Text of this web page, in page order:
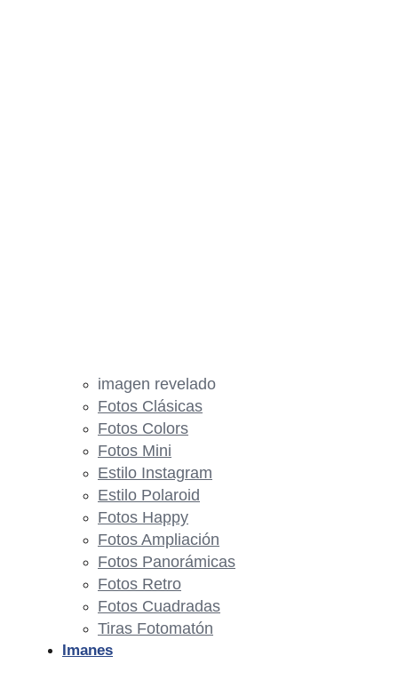
imagen revelado
Fotos Clásicas
Fotos Colors
Fotos Mini
Estilo Instagram
Estilo Polaroid
Fotos Happy
Fotos Ampliación
Fotos Panorámicas
Fotos Retro
Fotos Cuadradas
Tiras Fotomatón
Imanes